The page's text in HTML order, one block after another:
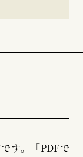
す。「PDFで